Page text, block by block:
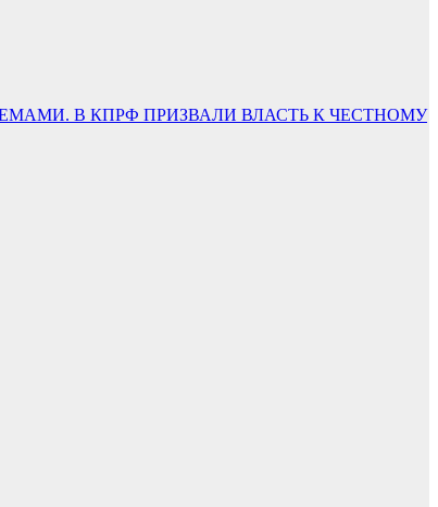
В КПРФ ПРИЗВАЛИ ВЛАСТЬ К ЧЕСТНОМУ